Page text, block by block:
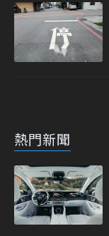
熱門新聞